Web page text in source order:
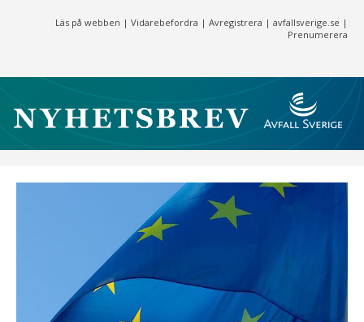
Läs på webben | Vidarebefordra | Avregistrera | avfallsverige.se |
Prenumerera